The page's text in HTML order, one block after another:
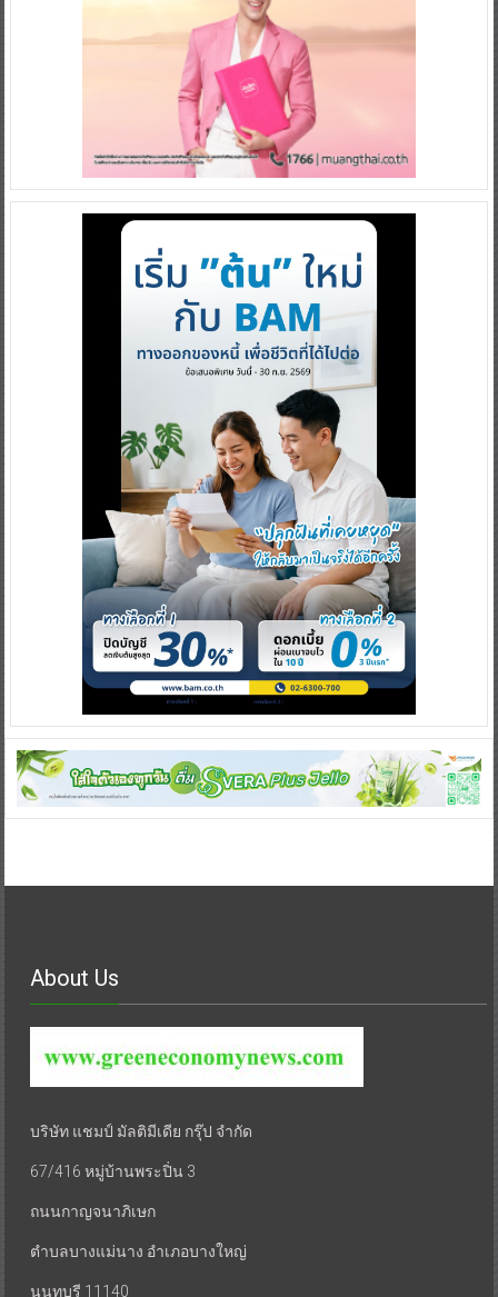
About Us
บริษัท แชมป์ มัลติมีเดีย กรุ๊ป จำกัด
67/416 หมู่บ้านพระปิ่น 3
ถนนกาญจนาภิเษก
ตำบลบางแม่นาง อำเภอบางใหญ่
นนทบุรี 11140